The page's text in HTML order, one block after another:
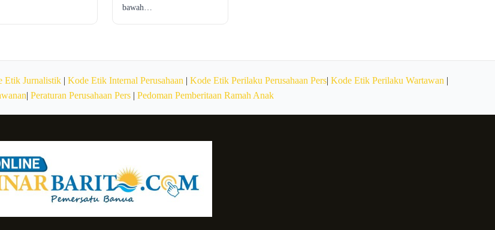
bawah…
Etik Jurnalistik | Kode Etik Internal Perusahaan | Kode Etik Perilaku Perusahaan Pers| Kode Etik Perilaku Wartawan |
| Peraturan Perusahaan Pers| Pedoman Pemberitaan Ramah Anak